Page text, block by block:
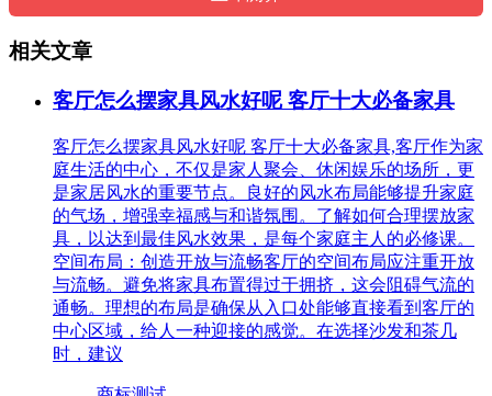
相关文章
客厅怎么摆家具风水好呢 客厅十大必备家具
客厅怎么摆家具风水好呢 客厅十大必备家具,客厅作为家
庭生活的中心，不仅是家人聚会、休闲娱乐的场所，更
是家居风水的重要节点。良好的风水布局能够提升家庭
的气场，增强幸福感与和谐氛围。了解如何合理摆放家
具，以达到最佳风水效果，是每个家庭主人的必修课。
空间布局：创造开放与流畅客厅的空间布局应注重开放
与流畅。避免将家具布置得过于拥挤，这会阻碍气流的
通畅。理想的布局是确保从入口处能够直接看到客厅的
中心区域，给人一种迎接的感觉。在选择沙发和茶几
时，建议